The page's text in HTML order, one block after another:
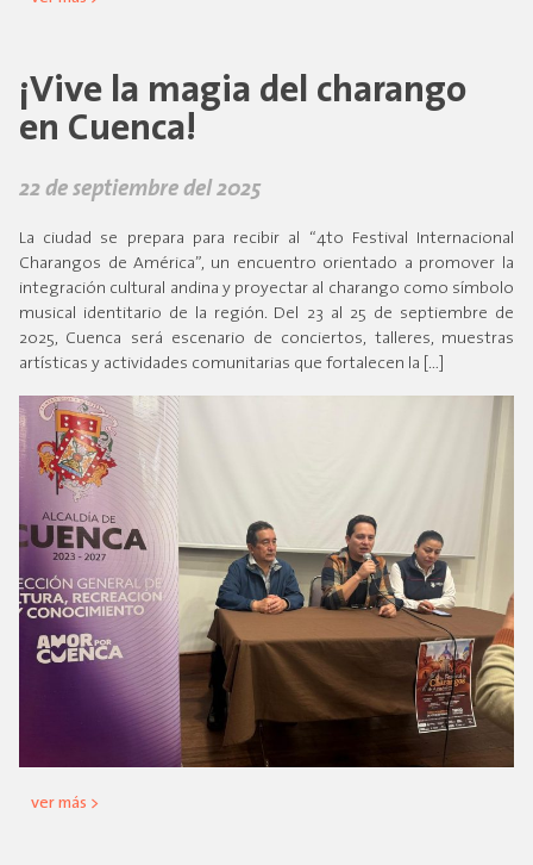
¡Vive la magia del charango
en Cuenca!
22 de septiembre del 2025
La ciudad se prepara para recibir al “4to Festival Internacional
Charangos de América”, un encuentro orientado a promover la
integración cultural andina y proyectar al charango como símbolo
musical identitario de la región. Del 23 al 25 de septiembre de
2025, Cuenca será escenario de conciertos, talleres, muestras
artísticas y actividades comunitarias que fortalecen la […]
ver más >